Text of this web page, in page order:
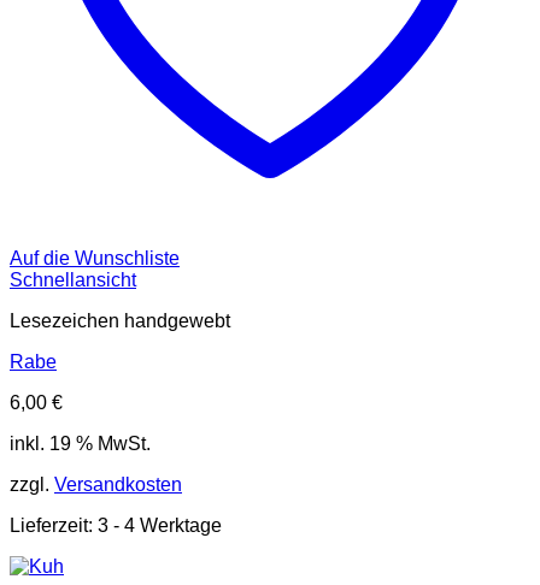
Auf die Wunschliste
Schnellansicht
Lesezeichen handgewebt
Rabe
6,00 €
inkl. 19 % MwSt.
zzgl. Versandkosten
Lieferzeit: 3 - 4 Werktage